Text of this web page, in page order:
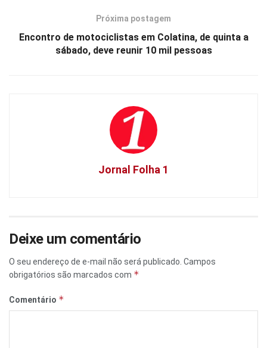
Próxima postagem
Encontro de motociclistas em Colatina, de quinta a
sábado, deve reunir 10 mil pessoas
Jornal Folha 1
Deixe um comentário
O seu endereço de e-mail não será publicado. Campos
obrigatórios são marcados com *
Comentário *